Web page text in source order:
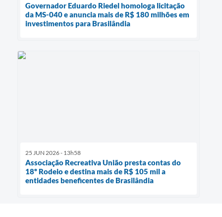
Governador Eduardo Riedel homologa licitação
da MS-040 e anuncia mais de R$ 180 milhões em
investimentos para Brasilândia
25 JUN 2026 - 13h58
Associação Recreativa União presta contas do
18º Rodeio e destina mais de R$ 105 mil a
entidades beneficentes de Brasilândia